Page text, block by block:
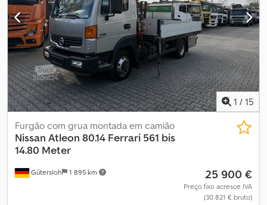
1 / 15
Gütersloh 1 895 km
Furgão com grua montada em camião
Nissan Atleon 80.14 Ferrari 561 bis
14.80 Meter
25 900 €
Preço fixo acresce IVA
(30 821 € bruto)